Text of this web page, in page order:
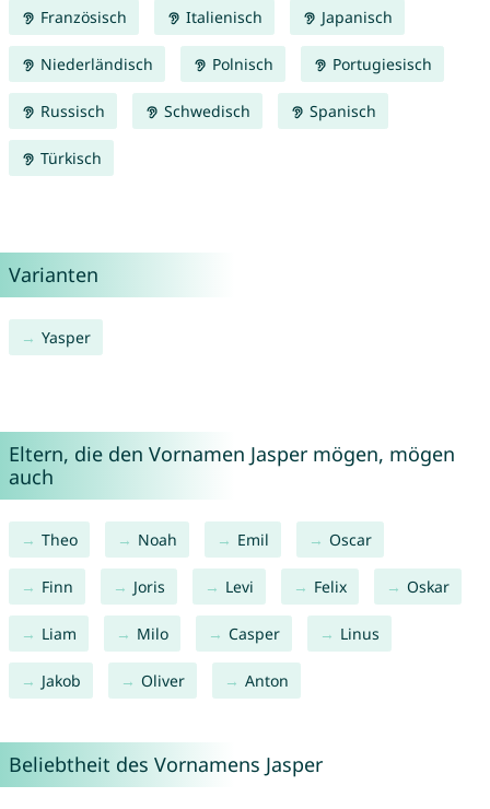
Französisch Italienisch Japanisch
Niederländisch Polnisch Portugiesisch
Russisch Schwedisch Spanisch
Türkisch
Varianten
Yasper
Eltern, die den Vornamen Jasper mögen, mögen
auch
Theo Noah Emil Oscar
Finn Joris Levi Felix Oskar
Liam Milo Casper Linus
Jakob Oliver Anton
Beliebtheit des Vornamens Jasper